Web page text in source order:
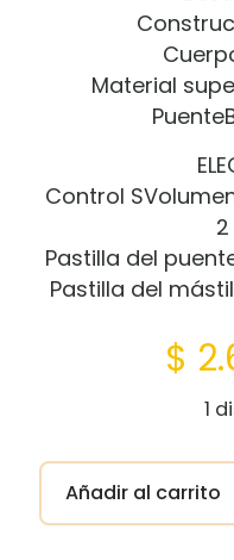
Material
Control
Pastilla del
Pastilla del
$
1
Añadir al carrito